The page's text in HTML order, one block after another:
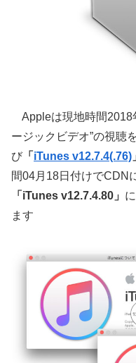
Appleは現地時間2018
ージックビデオ”の視聴
び 「 iTunes v12.7.4(.76)
間04月18日付けでCDN
「iTunes v12.7.4.80」
ます